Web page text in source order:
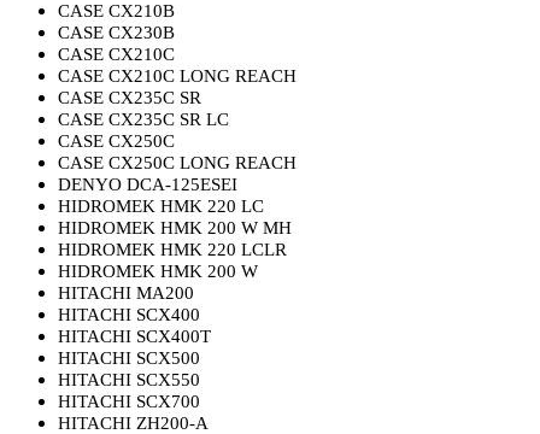
CASE CX210B
CASE CX230B
CASE CX210C
CASE CX210C LONG REACH
CASE CX235C SR
CASE CX235C SR LC
CASE CX250C
CASE CX250C LONG REACH
DENYO DCA-125ESEI
HIDROMEK HMK 220 LC
HIDROMEK HMK 200 W MH
HIDROMEK HMK 220 LCLR
HIDROMEK HMK 200 W
HITACHI MA200
HITACHI SCX400
HITACHI SCX400T
HITACHI SCX500
HITACHI SCX550
HITACHI SCX700
HITACHI ZH200-A